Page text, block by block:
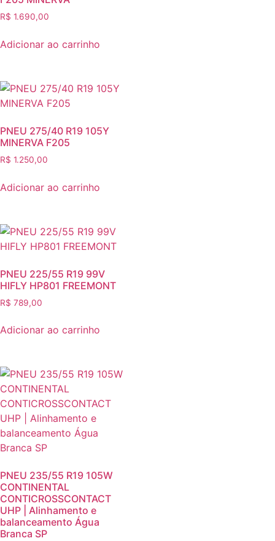
R$ 1.690,00
Adicionar ao carrinho
PNEU 275/40 R19 105Y
MINERVA F205
R$ 1.250,00
Adicionar ao carrinho
PNEU 225/55 R19 99V
HIFLY HP801 FREEMONT
R$ 789,00
Adicionar ao carrinho
PNEU 235/55 R19 105W
CONTINENTAL
CONTICROSSCONTACT
UHP | Alinhamento e
balanceamento Água
Branca SP